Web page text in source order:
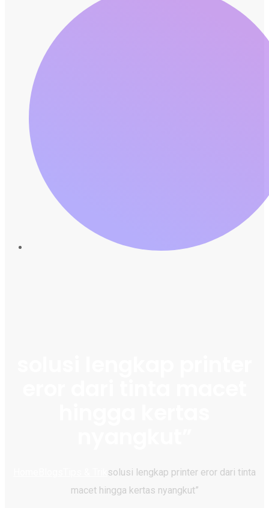
solusi lengkap printer eror dari tinta
macet hingga kertas nyangkut”